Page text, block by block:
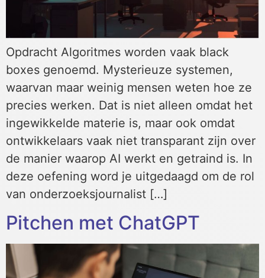
Opdracht Algoritmes worden vaak black
boxes genoemd. Mysterieuze systemen,
waarvan maar weinig mensen weten hoe ze
precies werken. Dat is niet alleen omdat het
ingewikkelde materie is, maar ook omdat
ontwikkelaars vaak niet transparant zijn over
de manier waarop AI werkt en getraind is. In
deze oefening word je uitgedaagd om de rol
van onderzoeksjournalist […]
Pitchen met ChatGPT